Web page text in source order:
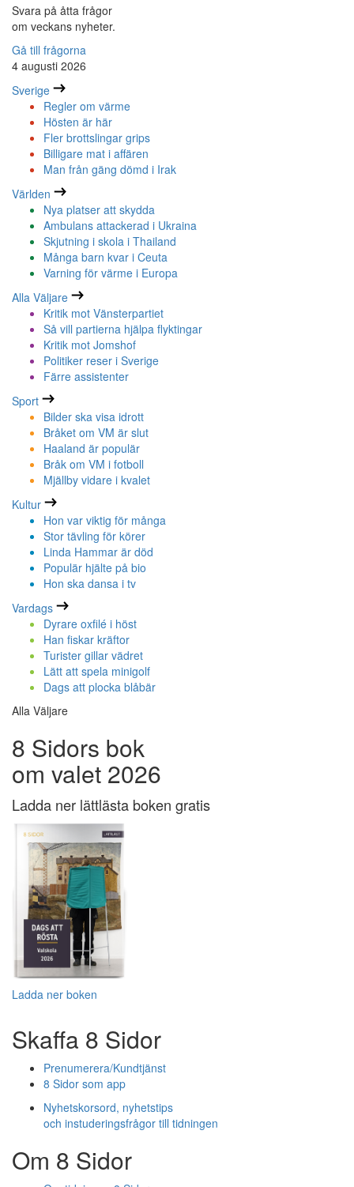
Svara på åtta frågor
om veckans nyheter.
Gå till frågorna
4 augusti 2026
Sverige
Regler om värme
Hösten är här
Fler brottslingar grips
Billigare mat i affären
Man från gäng dömd i Irak
Världen
Nya platser att skydda
Ambulans attackerad i Ukraina
Skjutning i skola i Thailand
Många barn kvar i Ceuta
Varning för värme i Europa
Alla Väljare
Kritik mot Vänsterpartiet
Så vill partierna hjälpa flyktingar
Kritik mot Jomshof
Politiker reser i Sverige
Färre assistenter
Sport
Bilder ska visa idrott
Bråket om VM är slut
Haaland är populär
Bråk om VM i fotboll
Mjällby vidare i kvalet
Kultur
Hon var viktig för många
Stor tävling för körer
Linda Hammar är död
Populär hjälte på bio
Hon ska dansa i tv
Vardags
Dyrare oxfilé i höst
Han fiskar kräftor
Turister gillar vädret
Lätt att spela minigolf
Dags att plocka blåbär
Alla Väljare
8 Sidors bok
om valet 2026
Ladda ner lättlästa boken gratis
Ladda ner boken
Skaffa 8 Sidor
Prenumerera/Kundtjänst
8 Sidor som app
Nyhetskorsord, nyhetstips
och instuderingsfrågor till tidningen
Om 8 Sidor